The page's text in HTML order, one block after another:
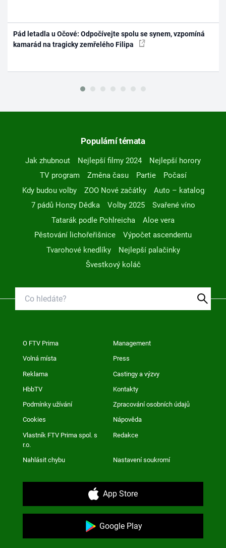
Pád letadla u Očové: Odpočívejte spolu se synem, vzpomíná
kamarád na tragicky zemřelého Filipa
Populární témata
Jak zhubnout Nejlepší filmy 2024
Nejlepší horory
TV program
Změna času Partie
Počasí
Kdy budou volby
ZOO Nové začátky
Auto – katalog
7 pádů Honzy Dědka
Volby 2025
Svařené víno
Tatarák podle Pohlreicha
Aloe vera
Pěstování lichořeřišnice
Výpočet ascendentu
Tvarohové knedlíky
Nejlepší palačinky
Švestkový koláč
O FTV Prima Management
Volná místa Press
Reklama Castingy a výzvy
HbbTV Kontakty
Podmínky užívání Zpracování osobních údajů
Cookies Nápověda
Vlastník FTV Prima spol. s
r.o.
Redakce
Nahlásit chybu Nastavení soukromí
App Store
Google Play